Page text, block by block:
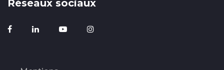
Réseaux sociaux